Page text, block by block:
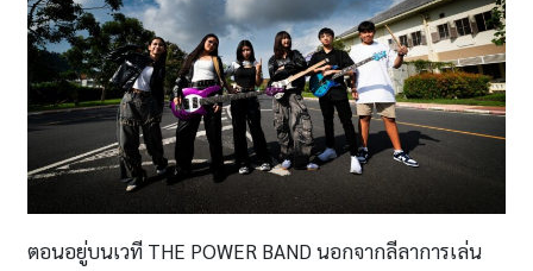
ตอนอยู่บนเวที THE POWER BAND นอกจากลีลาการเล่น